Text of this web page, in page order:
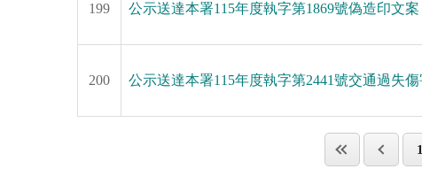
199 公示送達本署115年度執字第1869號偽造印文
200 公示送達本署115年度執字第2441號交通過失
1